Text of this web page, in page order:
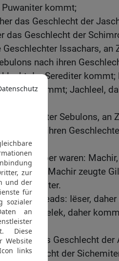
kommt;
das Geschlecht der
das Geschlecht der
Geschlechter Issachars, an
nach ihren
der Serediter kommt;
Eloniter kommt; Jachleel,
Sebulons, an
nach ihren
aber waren:
Machiriter; Machir zeugte
der Gileaditer.
Söhne Gileads: Iëser,
Helek, daher
kommt das Geschlecht der
Geschlecht der